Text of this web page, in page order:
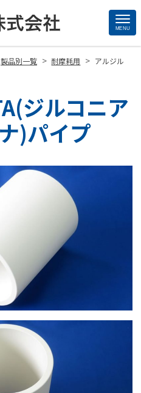
MENU
製品別一覧 > 耐摩耗用 > アルジル
ジルコニア
)パイプ